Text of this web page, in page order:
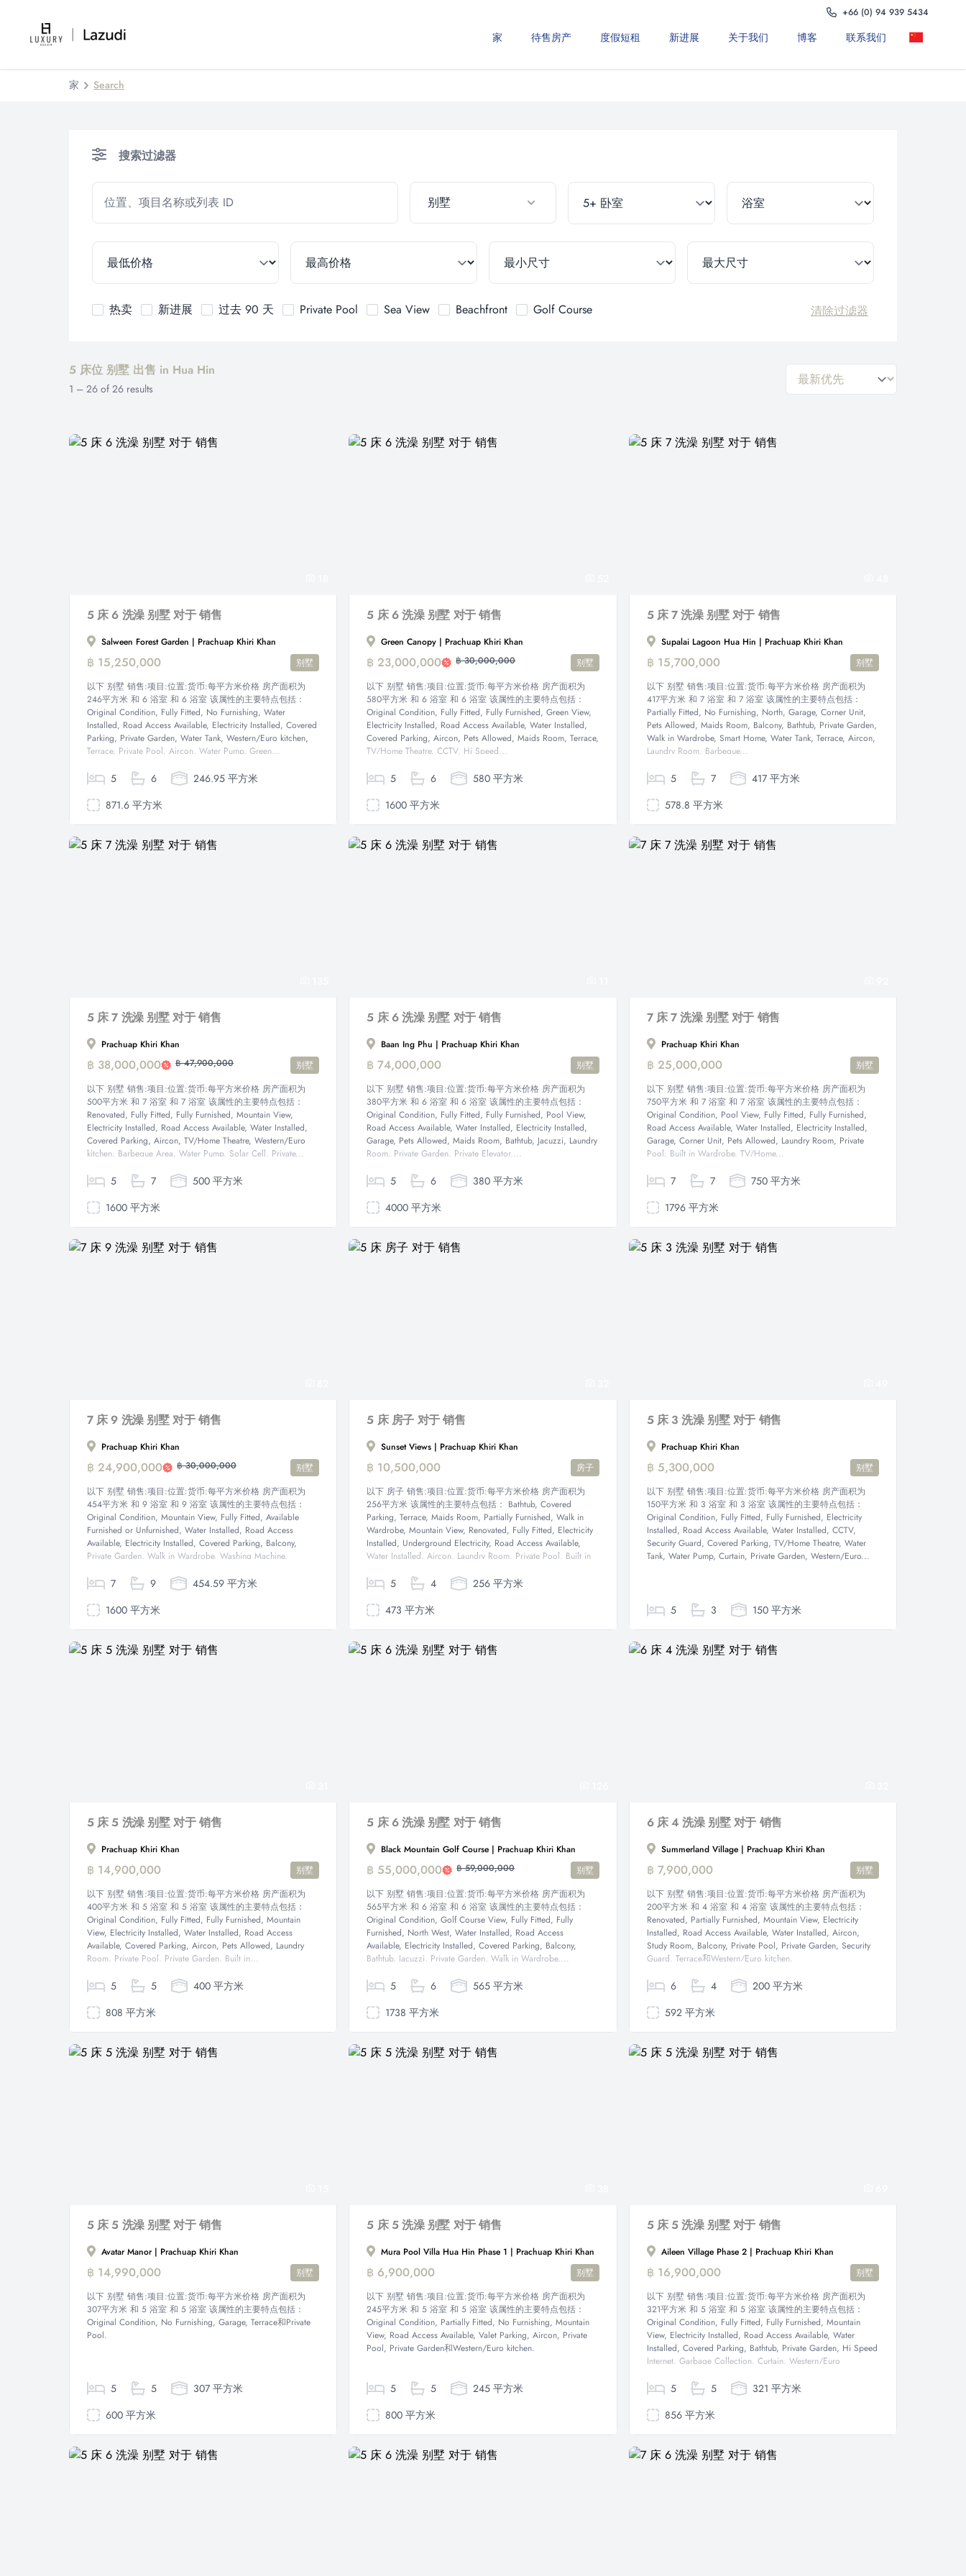
+66 (0) 94 939 5434
家 待售房产 度假短租 新进展 关于我们 博客 联系我们
家 Search
搜索过滤器
别墅
热卖 新进展 过去 90 天 Private Pool Sea View Beachfront Golf Course 清除过滤器
5 床位 别墅 出售 in Hua Hin
1 – 26 of 26 results
5 床 6 洗澡 别墅 对于 销售
Salween Forest Garden | Prachuap Khiri Khan
฿ 15,250,000
别墅
以下 别墅 销售:项目:位置:货币:每平方米价格 房产面积为
246平方米 和 6 浴室 和 6 浴室 该属性的主要特点包括：
Original Condition, Fully Fitted, No Furnishing, Water
Installed, Road Access Available, Electricity Installed, Covered
Parking, Private Garden, Water Tank, Western/Euro kitchen,
Terrace, Private Pool, Aircon, Water Pump, Green...
5 6
246.95 平方米
871.6 平方米
5 床 6 洗澡 别墅 对于 销售
Green Canopy | Prachuap Khiri Khan
฿ 23,000,000 ฿ 30,000,000
别墅
以下 别墅 销售:项目:位置:货币:每平方米价格 房产面积为
580平方米 和 6 浴室 和 6 浴室 该属性的主要特点包括：
Original Condition, Fully Fitted, Fully Furnished, Green View,
Electricity Installed, Road Access Available, Water Installed,
Covered Parking, Aircon, Pets Allowed, Maids Room, Terrace,
TV/Home Theatre, CCTV, Hi Speed...
5 6
580 平方米
1600 平方米
5 床 7 洗澡 别墅 对于 销售
Supalai Lagoon Hua Hin | Prachuap Khiri Khan
฿ 15,700,000
别墅
以下 别墅 销售:项目:位置:货币:每平方米价格 房产面积为
417平方米 和 7 浴室 和 7 浴室 该属性的主要特点包括：
Partially Fitted, No Furnishing, North, Garage, Corner Unit,
Pets Allowed, Maids Room, Balcony, Bathtub, Private Garden,
Walk in Wardrobe, Smart Home, Water Tank, Terrace, Aircon,
Laundry Room, Barbeque...
5 7
417 平方米
578.8 平方米
5 床 7 洗澡 别墅 对于 销售
Prachuap Khiri Khan
฿ 38,000,000 ฿ 47,900,000
别墅
以下 别墅 销售:项目:位置:货币:每平方米价格 房产面积为
500平方米 和 7 浴室 和 7 浴室 该属性的主要特点包括：
Renovated, Fully Fitted, Fully Furnished, Mountain View,
Electricity Installed, Road Access Available, Water Installed,
Covered Parking, Aircon, TV/Home Theatre, Western/Euro
kitchen, Barbeque Area, Water Pump, Solar Cell, Private...
5 7
500 平方米
1600 平方米
5 床 6 洗澡 别墅 对于 销售
Baan Ing Phu | Prachuap Khiri Khan
฿ 74,000,000
别墅
以下 别墅 销售:项目:位置:货币:每平方米价格 房产面积为
380平方米 和 6 浴室 和 6 浴室 该属性的主要特点包括：
Original Condition, Fully Fitted, Fully Furnished, Pool View,
Road Access Available, Water Installed, Electricity Installed,
Garage, Pets Allowed, Maids Room, Bathtub, Jacuzzi, Laundry
Room, Private Garden, Private Elevator,...
5 6
380 平方米
4000 平方米
7 床 7 洗澡 别墅 对于 销售
Prachuap Khiri Khan
฿ 25,000,000
别墅
以下 别墅 销售:项目:位置:货币:每平方米价格 房产面积为
750平方米 和 7 浴室 和 7 浴室 该属性的主要特点包括：
Original Condition, Pool View, Fully Fitted, Fully Furnished,
Road Access Available, Water Installed, Electricity Installed,
Garage, Corner Unit, Pets Allowed, Laundry Room, Private
Pool, Built in Wardrobe, TV/Home...
7 7
750 平方米
1796 平方米
7 床 9 洗澡 别墅 对于 销售
Prachuap Khiri Khan
฿ 24,900,000 ฿ 30,000,000
别墅
以下 别墅 销售:项目:位置:货币:每平方米价格 房产面积为
454平方米 和 9 浴室 和 9 浴室 该属性的主要特点包括：
Original Condition, Mountain View, Fully Fitted, Available
Furnished or Unfurnished, Water Installed, Road Access
Available, Electricity Installed, Covered Parking, Balcony,
Private Garden, Walk in Wardrobe, Washing Machine,
7 9
454.59 平方米
1600 平方米
5 床 房子 对于 销售
Sunset Views | Prachuap Khiri Khan
฿ 10,500,000
房子
以下 房子 销售:项目:位置:货币:每平方米价格 房产面积为
256平方米 该属性的主要特点包括： Bathtub, Covered
Parking, Terrace, Maids Room, Partially Furnished, Walk in
Wardrobe, Mountain View, Renovated, Fully Fitted, Electricity
Installed, Underground Electricity, Road Access Available,
Water Installed, Aircon, Laundry Room, Private Pool, Built in
5 4
256 平方米
473 平方米
5 床 3 洗澡 别墅 对于 销售
Prachuap Khiri Khan
฿ 5,300,000
别墅
以下 别墅 销售:项目:位置:货币:每平方米价格 房产面积为
150平方米 和 3 浴室 和 3 浴室 该属性的主要特点包括：
Original Condition, Fully Fitted, Fully Furnished, Electricity
Installed, Road Access Available, Water Installed, CCTV,
Security Guard, Covered Parking, TV/Home Theatre, Water
Tank, Water Pump, Curtain, Private Garden, Western/Euro...
5 3 150 平方米
5 床 5 洗澡 别墅 对于 销售
Prachuap Khiri Khan
฿ 14,900,000
别墅
以下 别墅 销售:项目:位置:货币:每平方米价格 房产面积为
400平方米 和 5 浴室 和 5 浴室 该属性的主要特点包括：
Original Condition, Fully Fitted, Fully Furnished, Mountain
View, Electricity Installed, Water Installed, Road Access
Available, Covered Parking, Aircon, Pets Allowed, Laundry
Room, Private Pool, Private Garden, Built in...
5 5
400 平方米
808 平方米
5 床 6 洗澡 别墅 对于 销售
Black Mountain Golf Course | Prachuap Khiri Khan
฿ 55,000,000 ฿ 59,000,000
别墅
以下 别墅 销售:项目:位置:货币:每平方米价格 房产面积为
565平方米 和 6 浴室 和 6 浴室 该属性的主要特点包括：
Original Condition, Golf Course View, Fully Fitted, Fully
Furnished, North West, Water Installed, Road Access
Available, Electricity Installed, Covered Parking, Balcony,
Bathtub, Jacuzzi, Private Garden, Walk in Wardrobe,...
5 6
565 平方米
1738 平方米
6 床 4 洗澡 别墅 对于 销售
Summerland Village | Prachuap Khiri Khan
฿ 7,900,000
别墅
以下 别墅 销售:项目:位置:货币:每平方米价格 房产面积为
200平方米 和 4 浴室 和 4 浴室 该属性的主要特点包括：
Renovated, Partially Furnished, Mountain View, Electricity
Installed, Road Access Available, Water Installed, Aircon,
Study Room, Balcony, Private Pool, Private Garden, Security
Guard, Terrace和Western/Euro kitchen.
6 4
200 平方米
592 平方米
5 床 5 洗澡 别墅 对于 销售
Avatar Manor | Prachuap Khiri Khan
฿ 14,990,000
别墅
以下 别墅 销售:项目:位置:货币:每平方米价格 房产面积为
307平方米 和 5 浴室 和 5 浴室 该属性的主要特点包括：
Original Condition, No Furnishing, Garage, Terrace和Private
Pool.
5 5
307 平方米
600 平方米
5 床 5 洗澡 别墅 对于 销售
Mura Pool Villa Hua Hin Phase 1 | Prachuap Khiri Khan
฿ 6,900,000
别墅
以下 别墅 销售:项目:位置:货币:每平方米价格 房产面积为
245平方米 和 5 浴室 和 5 浴室 该属性的主要特点包括：
Original Condition, Partially Fitted, No Furnishing, Mountain
View, Road Access Available, Valet Parking, Aircon, Private
Pool, Private Garden和Western/Euro kitchen.
5 5
245 平方米
800 平方米
5 床 5 洗澡 别墅 对于 销售
Aileen Village Phase 2 | Prachuap Khiri Khan
฿ 16,900,000
别墅
以下 别墅 销售:项目:位置:货币:每平方米价格 房产面积为
321平方米 和 5 浴室 和 5 浴室 该属性的主要特点包括：
Original Condition, Fully Fitted, Fully Furnished, Mountain
View, Electricity Installed, Road Access Available, Water
Installed, Covered Parking, Bathtub, Private Garden, Hi Speed
Internet, Garbage Collection, Curtain, Western/Euro
5 5
321 平方米
856 平方米